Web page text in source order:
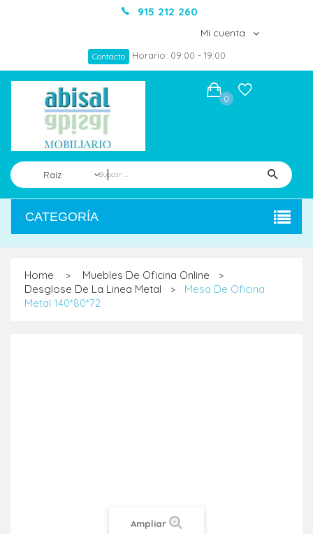
915 212 260
Mi cuenta
Contacto Horario: 09:00 - 19:00
Raíz
0
CATEGORÍA
Home > Muebles De Oficina Online >
Desglose De La Linea Metal >
Mesa De Oficina
Metal 140*80*72
Ampliar